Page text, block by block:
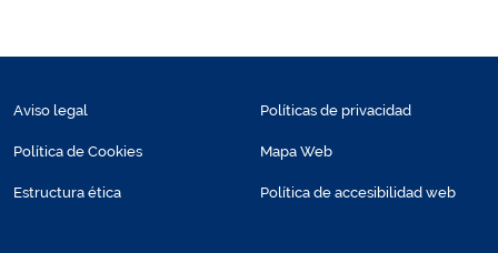
Aviso legal
Política de Cookies
Estructura ética
Políticas de privacidad
Mapa Web
Política de accesibilidad web